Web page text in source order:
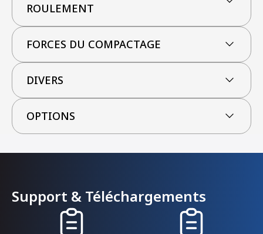
ROULEMENT
FORCES DU COMPACTAGE
DIVERS
OPTIONS
Support & Téléchargements